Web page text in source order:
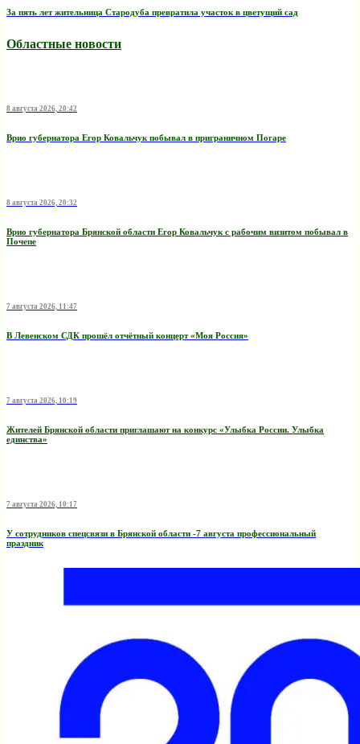
За пять лет жительница Стародуба превратила участок в цветущий сад
Областные новости
8 августа 2026, 20:42
Врио губернатора Егор Ковальчук побывал в приграничном Погаре
8 августа 2026, 20:32
Врио губернатора Брянской области Егор Ковальчук с рабочим визитом побывал в
Почепе
7 августа 2026, 11:47
В Левенском СДК прошёл отчётный концерт «Моя Россия»
7 августа 2026, 10:19
Жителей Брянской области приглашают на конкурс «Улыбка России. Улыбка
единства»
7 августа 2026, 10:17
У сотрудников спецсвязи в Брянской области -7 августа профессиональный
праздник